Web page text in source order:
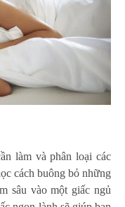
làm và phân loại các
cách buông bỏ những
sâu vào một giấc ngủ